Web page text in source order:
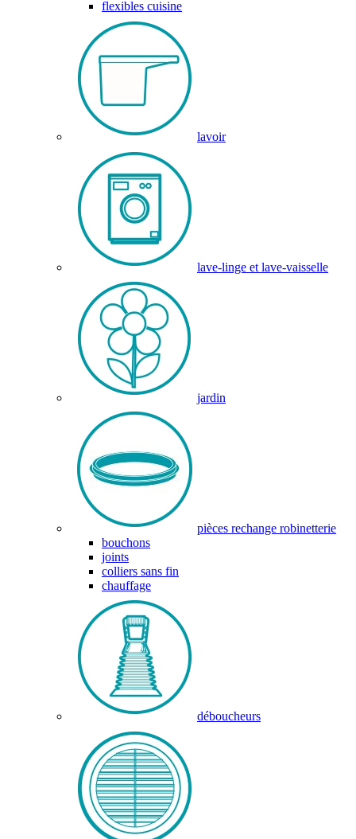
flexibles cuisine
lavoir
lave-linge et lave-vaisselle
jardin
pièces rechange robinetterie
bouchons
joints
colliers sans fin
chauffage
déboucheurs